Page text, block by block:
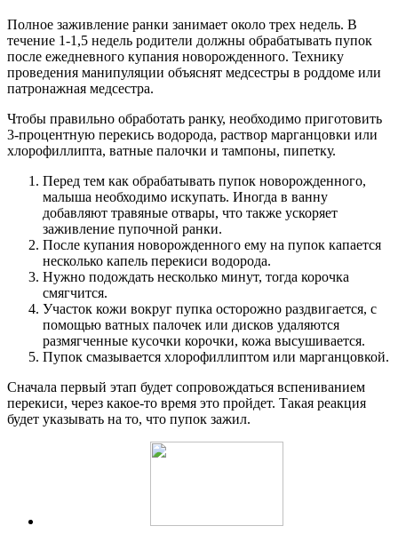
Полное заживление ранки занимает около трех недель. В
течение 1-1,5 недель родители должны обрабатывать пупок
после ежедневного купания новорожденного. Технику
проведения манипуляции объяснят медсестры в роддоме или
патронажная медсестра.
Чтобы правильно обработать ранку, необходимо приготовить
3-процентную перекись водорода, раствор марганцовки или
хлорофиллипта, ватные палочки и тампоны, пипетку.
Перед тем как обрабатывать пупок новорожденного,
малыша необходимо искупать. Иногда в ванну
добавляют травяные отвары, что также ускоряет
заживление пупочной ранки.
После купания новорожденного ему на пупок капается
несколько капель перекиси водорода.
Нужно подождать несколько минут, тогда корочка
смягчится.
Участок кожи вокруг пупка осторожно раздвигается, с
помощью ватных палочек или дисков удаляются
размягченные кусочки корочки, кожа высушивается.
Пупок смазывается хлорофиллиптом или марганцовкой.
Сначала первый этап будет сопровождаться вспениванием
перекиси, через какое-то время это пройдет. Такая реакция
будет указывать на то, что пупок зажил.